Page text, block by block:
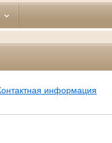
информация